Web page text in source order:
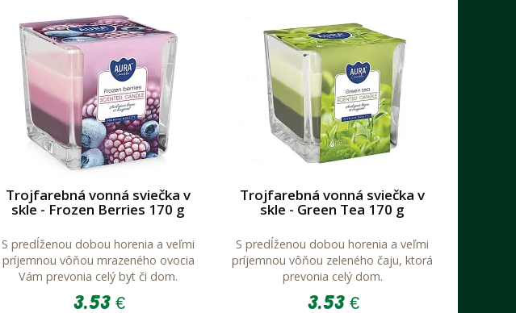
Trojfarebná vonná sviečka v
skle - Frozen Berries 170 g
S predĺženou dobou horenia a veľmi
príjemnou vôňou mrazeného ovocia
Vám prevonia celý byt či dom.
3.53 €
Trojfarebná vonná sviečka v
skle - Green Tea 170 g
S predĺženou dobou horenia a veľmi
príjemnou vôňou zeleného čaju, ktorá
prevonia celý dom.
3.53 €